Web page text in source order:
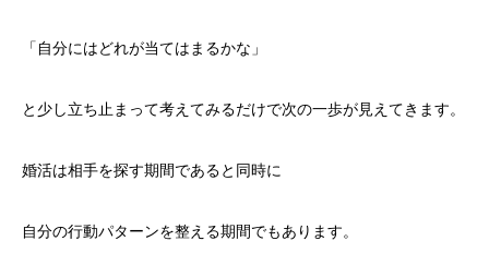
「自分にはどれが当てはまるかな」
と少し立ち止まって考えてみるだけで次の一歩が見えてきます。
婚活は相手を探す期間であると同時に
自分の行動パターンを整える期間でもあります。